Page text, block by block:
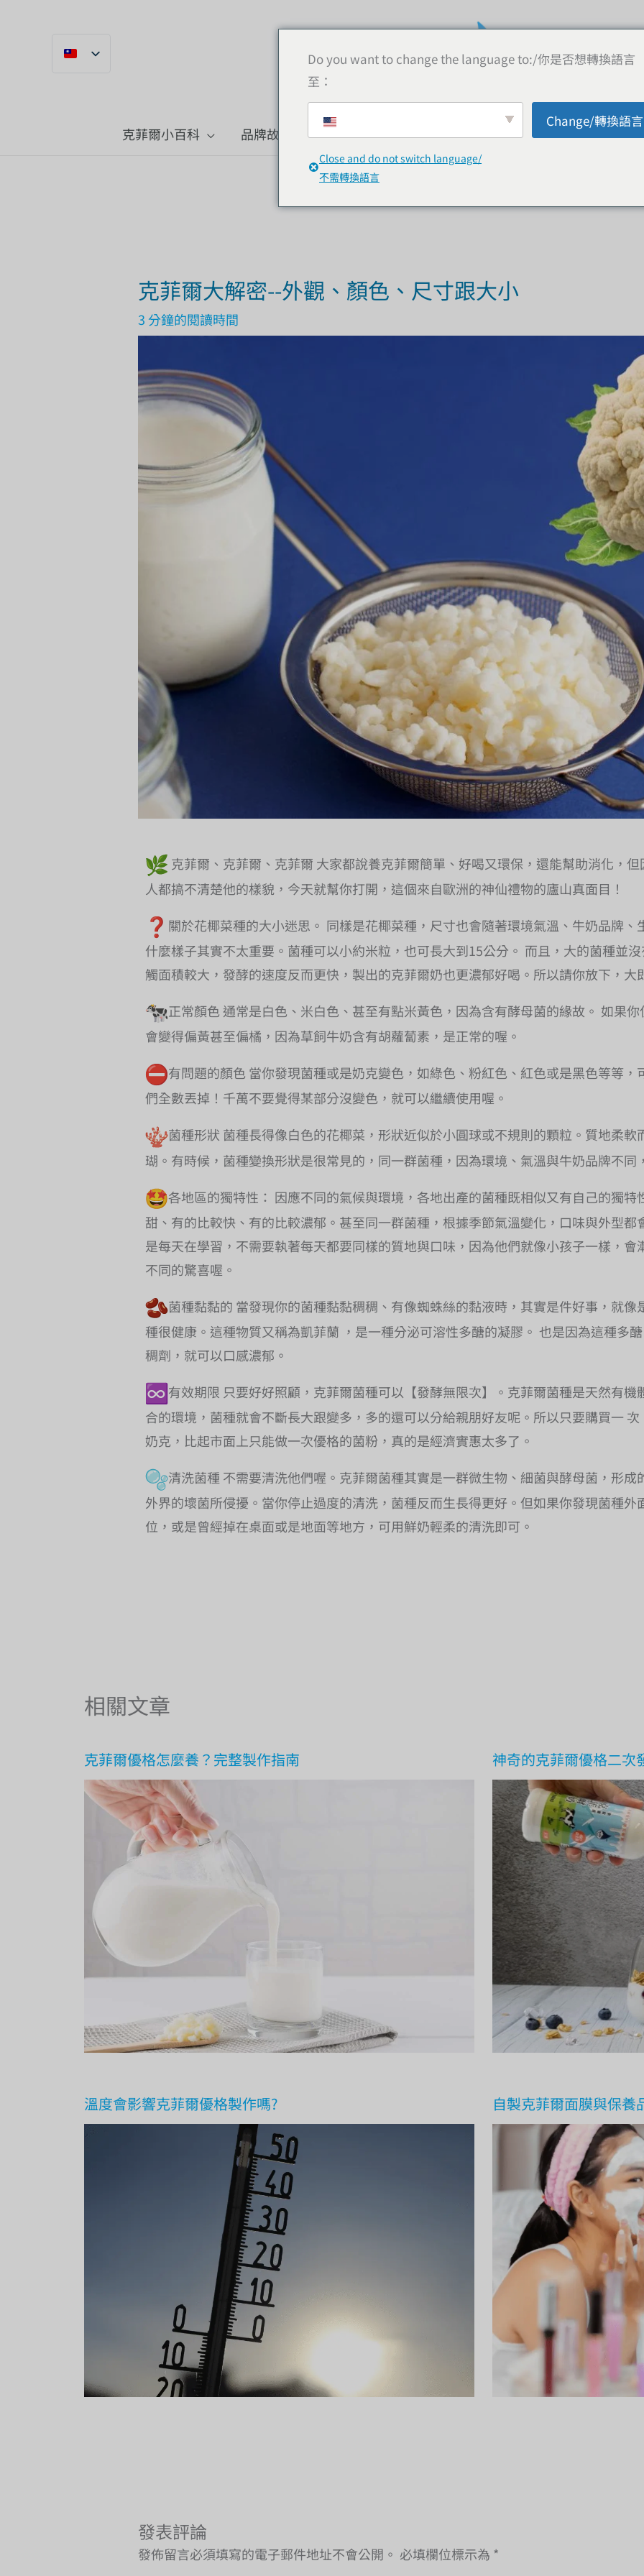
克菲爾小百科 品牌故事 線上購物 購買資訊 顧客評論 常見問
克菲爾大解密--外觀、顏色、尺寸跟大小
3 分鐘的閱讀時間
克菲爾、克菲爾、克菲爾 大家都說養克菲爾簡單、好喝又環保，還能幫助消化，
人都搞不清楚他的樣貌，今天就幫你打開，這個來自歐洲的神仙禮物的廬山真面目！
關於花椰菜種的大小迷思。 同樣是花椰菜種，尺寸也會隨著環境氣溫、牛奶品牌
什麼樣子其實不太重要。菌種可以小約米粒，也可長大到15公分。 而且，大的菌種並
觸面積較大，發酵的速度反而更快，製出的克菲爾奶也更濃郁好喝。所以請你放下，
正常顏色 通常是白色、米白色、甚至有點米黃色，因為含有酵母菌的緣故。 如果
會變得偏黃甚至偏橘，因為草飼牛奶含有胡蘿蔔素，是正常的喔。
有問題的顏色 當你發現菌種或是奶克變色，如綠色、粉紅色、紅色或是黑色等等，
們全數丟掉！千萬不要覺得某部分沒變色，就可以繼續使用喔。
菌種形狀 菌種長得像白色的花椰菜，形狀近似於小圓球或不規則的顆粒。質地柔
瑚。有時候，菌種變換形狀是很常見的，同一群菌種，因為環境、氣溫與牛奶品牌不
各地區的獨特性： 因應不同的氣候與環境，各地出產的菌種既相似又有自己的獨
甜、有的比較快、有的比較濃郁。甚至同一群菌種，根據季節氣溫變化，口味與外型
是每天在學習，不需要執著每天都要同樣的質地與口味，因為他們就像小孩子一樣，
不同的驚喜喔。
菌種黏黏的 當發現你的菌種黏黏稠稠、有像蜘蛛絲的黏液時，其實是件好事，就
種很健康。這種物質又稱為凱菲蘭 ，是一種分泌可溶性多醣的凝膠。 也是因為這種多
稠劑，就可以口感濃郁。
有效期限 只要好好照顧，克菲爾菌種可以【發酵無限次】。克菲爾菌種是天然有
合的環境，菌種就會不斷長大跟變多，多的還可以分給親朋好友呢。所以只要購買一
奶克，比起市面上只能做一次優格的菌粉，真的是經濟實惠太多了。
清洗菌種 不需要清洗他們喔。克菲爾菌種其實是一群微生物、細菌與酵母菌，形
外界的壞菌所侵擾。當你停止過度的清洗，菌種反而生長得更好。但如果你發現菌種
位，或是曾經掉在桌面或是地面等地方，可用鮮奶輕柔的清洗即可。
相關文章
克菲爾優格怎麼養？完整製作指南 神奇的克菲爾優格二次
溫度會影響克菲爾優格製作嗎? 自製克菲爾面膜與保養
發表評論
發佈留言必須填寫的電子郵件地址不會公開。 必填欄位標示為 *
Do you want to change the language to:/你是否想轉換語言
至：
Change/轉換語言
Close and do not switch language/
不需轉換語言